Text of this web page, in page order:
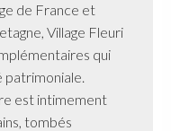
de France et
Village Fleuri
qui
patrimoniale.
est intimement
tombés